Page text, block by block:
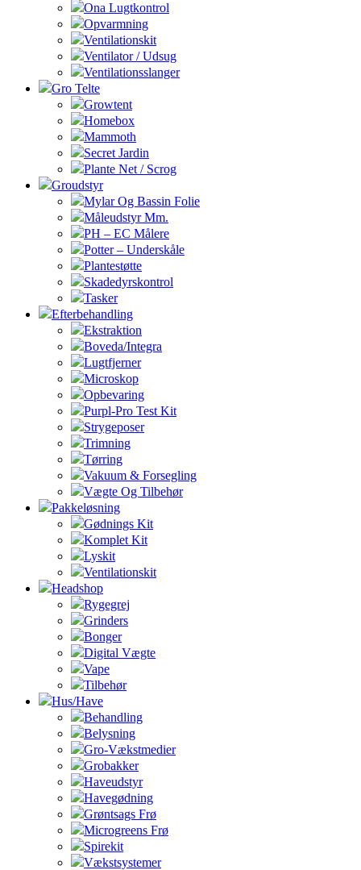
Ona Lugtkontrol
Opvarmning
Ventilationskit
Ventilator / Udsug
Ventilationsslanger
Gro Telte
Growtent
Homebox
Mammoth
Secret Jardin
Plante Net / Scrog
Groudstyr
Mylar Og Bassin Folie
Måleudstyr Mm.
PH – EC Målere
Potter – Underskåle
Plantestøtte
Skadedyrskontrol
Tasker
Efterbehandling
Ekstraktion
Boveda/Integra
Lugtfjerner
Microskop
Opbevaring
Purpl-Pro Test Kit
Strygeposer
Trimning
Tørring
Vakuum & Forsegling
Vægte Og Tilbehør
Pakkeløsning
Gødnings Kit
Komplet Kit
Lyskit
Ventilationskit
Headshop
Rygegrej
Grinders
Bonger
Digital Vægte
Vape
Tilbehør
Hus/Have
Behandling
Belysning
Gro-Vækstmedier
Grobakker
Haveudstyr
Havegødning
Grøntsags Frø
Microgreens Frø
Spirekit
Vækstsystemer